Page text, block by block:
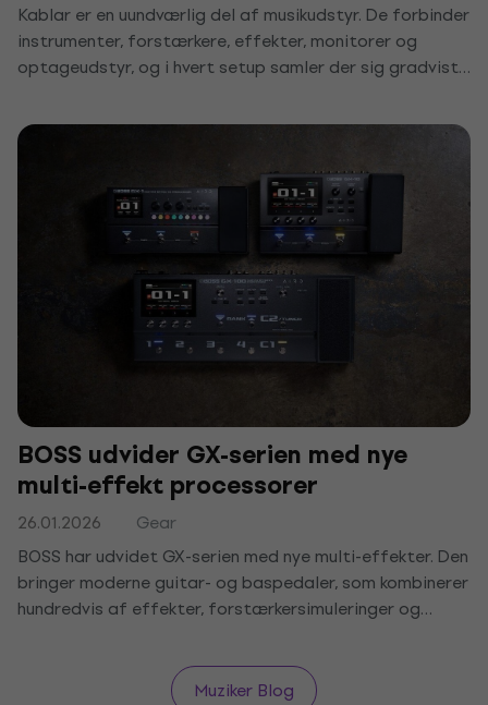
Kablar er en uundværlig del af musikudstyr. De forbinder
instrumenter, forstærkere, effekter, monitorer og
optageudstyr, og i hvert setup samler der sig gradvist
kabelføringen hurtigt uoverskuelig, hvilket gør både
tilslutning og almindelig håndtering af udstyret mere
Det øger risikoen for beskadigede stik og at snuble, gør
det sværere at orientere sig i forbindelserne, og under
live-spil eller optagelse kan det give tekniske
komplikationer som signaludfald eller uønsket støj.
BOSS udvider GX-serien med nye
multi-effekt processorer
26.01.2026
Gear
BOSS har udvidet GX-serien med nye multi-effekter. Den
bringer moderne guitar- og baspedaler, som kombinerer
hundredvis af effekter, forstærkersimuleringer og
toner og eksperimentere uden et stort pedalboard.
Muziker Blog